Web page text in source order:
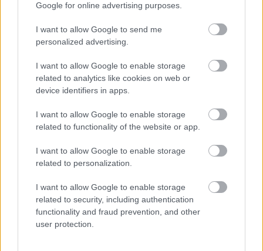
Google for online advertising purposes.
I want to allow Google to send me
personalized advertising.
I want to allow Google to enable storage
related to analytics like cookies on web or
device identifiers in apps.
I want to allow Google to enable storage
related to functionality of the website or app.
I want to allow Google to enable storage
related to personalization.
I want to allow Google to enable storage
related to security, including authentication
functionality and fraud prevention, and other
user protection.